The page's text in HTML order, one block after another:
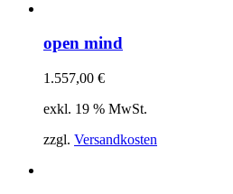
open mind
1.557,00 €
exkl. 19 % MwSt.
zzgl. Versandkosten